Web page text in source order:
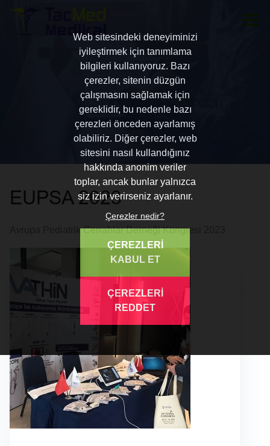
EUPSA 2023
Avrupa Pediatrik Cerrahlar Derneği Kongresi 2023
Web sitesindeki deneyiminizi
iyileştirmek için tanımlama
bilgileri kullanıyoruz. Bazı
çerezler, sitenin düzgün
çalışmasını sağlamak için
gereklidir, bu nedenle bazı
çerezleri önceden ayarlamış
olabiliriz. Diğer çerezler, web
sitesini nasıl kullandığınız
hakkında anonim veriler
toplar, ancak bunlar yalnızca
siz izin verirseniz ayarlanır.
Çerezler nedir?
ÇEREZLERİ
KABUL ET
ÇEREZLERİ
REDDET